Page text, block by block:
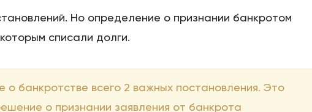
Но определение о признании банкротом
списали долги.
о банкротстве всего 2 важных постановления. Это
о признании заявления от банкрота